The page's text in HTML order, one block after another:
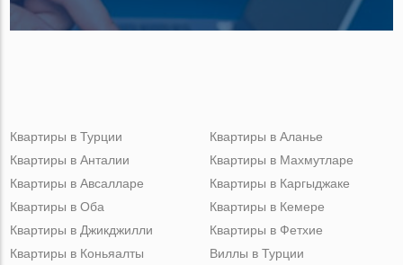
Квартиры в Турции
Квартиры в Анталии
Квартиры в Авсалларе
Квартиры в Оба
Квартиры в Джикджилли
Квартиры в Аланье
Квартиры в Махмутларе
Квартиры в Каргыджаке
Квартиры в Кемере
Квартиры в Фетхие
Квартиры в Коньяалты
Виллы в Турции